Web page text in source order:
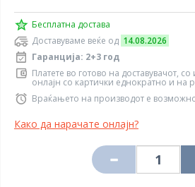
Бесплатна достава
Доставуваме веќе од 14.08.2026
Гаранција: 2+3 год
Платете во готово на доставувачот,
онлајн со картички еднократно и на
Враќањето на производот е
Како да нарачате онлајн?